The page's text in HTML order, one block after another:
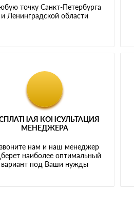
точку Санкт-Петербурга
и Ленинградской области
КОНСУЛЬТАЦИЯ
МЕНЕДЖЕРА
нам и наш менеджер
наиболее оптимальный
вариант под Ваши нужды